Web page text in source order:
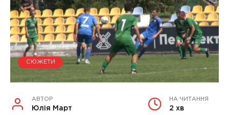
СЮЖЕТИ
АВТОР
Юлія Март
НА ЧИТАННЯ
2 хв